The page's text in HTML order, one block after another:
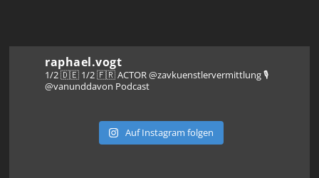
raphael.vogt
1/2 🇩🇪 1/2 🇫🇷 ACTOR @zavkuenstlervermittlung🎙️
@vanunddavon Podcast
Auf Instagram folgen